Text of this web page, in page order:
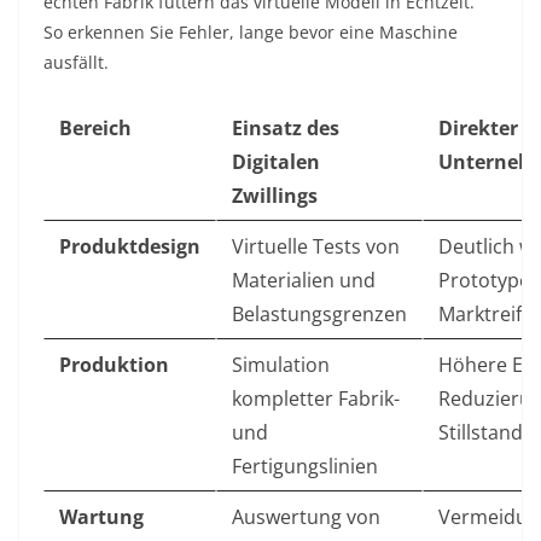
So erkennen Sie Fehler, lange bevor eine Maschine
ausfällt.
Bereich
Einsatz des
Digitalen
Zwillings
Direkter
Produktdesign
Virtuelle Tests von
Materialien und
Belastungsgrenzen
Deutlich
Marktreife
Produktion
Simulation
kompletter Fabrik-
und
Fertigungslinien
Höhere
Wartung
Auswertung von